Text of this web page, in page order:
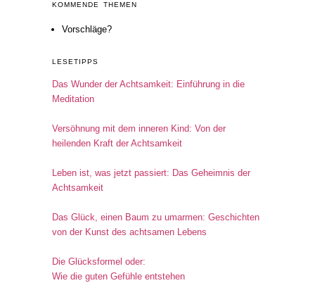
KOMMENDE THEMEN
Vorschläge?
LESETIPPS
Das Wunder der Achtsamkeit: Einführung in die
Meditation
Versöhnung mit dem inneren Kind: Von der
heilenden Kraft der Achtsamkeit
Leben ist, was jetzt passiert: Das Geheimnis der
Achtsamkeit
Das Glück, einen Baum zu umarmen: Geschichten
von der Kunst des achtsamen Lebens
Die Glücksformel oder:
Wie die guten Gefühle entstehen